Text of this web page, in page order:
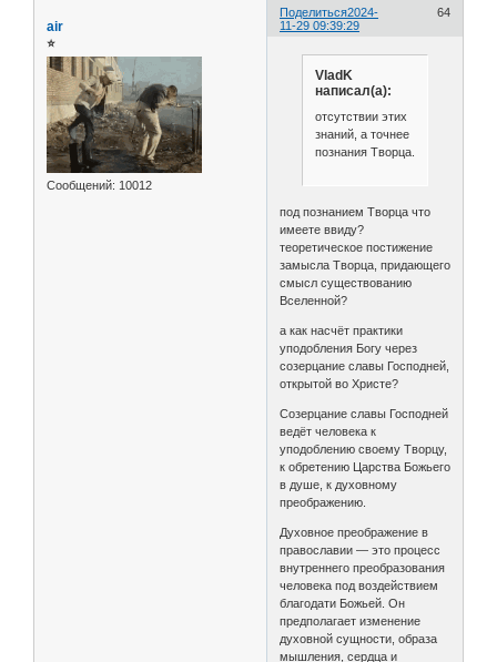
Поделиться 64
2024-
11-29 09:39:29
air
⭐
Сообщений: 10012
VladK
написал(а):
отсутствии этих
знаний, а точнее
познания Творца.
под познанием Творца что
имеете ввиду?
теоретическое постижение
замысла Творца, придающего
смысл существованию
Вселенной?
а как насчёт практики
уподобления Богу через
созерцание славы Господней,
открытой во Христе?
Созерцание славы Господней
ведёт человека к
уподоблению своему Творцу,
к обретению Царства Божьего
в душе, к духовному
преображению.
Духовное преображение в
православии — это процесс
внутреннего преобразования
человека под воздействием
благодати Божьей. Он
предполагает изменение
духовной сущности, образа
мышления, сердца и